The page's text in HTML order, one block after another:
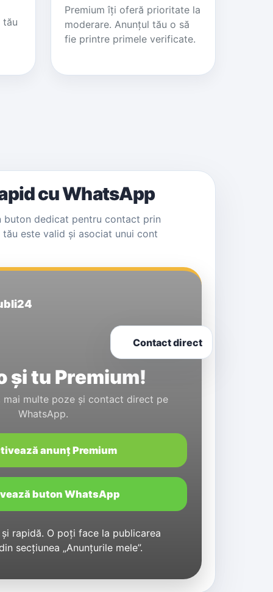
tău
Premium îți oferă prioritate la
moderare. Anunțul tău o să
fie printre primele verificate.
cu WhatsApp
buton dedicat pentru contact prin
este valid și asociat unui cont
Contact direct
și tu Premium!
multe poze și contact direct pe
WhatsApp.
anunț Premium
buton WhatsApp
rapidă. O poți face la publicarea
secțiunea „Anunțurile mele”.